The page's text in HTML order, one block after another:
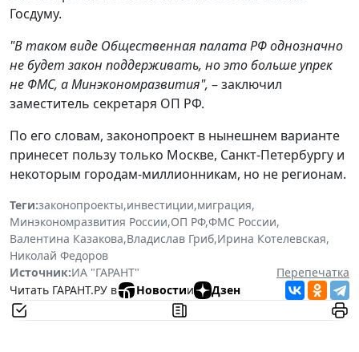
Госдуму.
"В таком виде Общественная палата РФ однозначно
не будет закон поддерживать, но это больше упрек
не ФМС, а Минэкономразвития", – заключил
заместитель секретаря ОП РФ.
По его словам, законопроект в нынешнем варианте
принесет пользу только Москве, Санкт-Петербургу и
некоторым городам-миллионникам, но не регионам.
Теги:законопроекты,инвестиции,миграция,
Минэкономразвития России,ОП РФ,ФМС России,
Валентина Казакова,Владислав Гриб,Ирина Котелевская,
Николай Федоров
Источник:ИА "ГАРАНТ"
Перепечатка
Читать ГАРАНТ.РУ в
Новостии Дзен